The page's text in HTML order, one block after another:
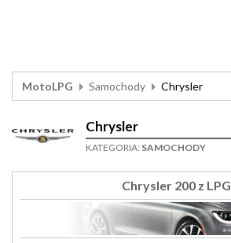
MotoLPG Samochody Chrysler
Chrysler
KATEGORIA: SAMOCHODY
Chrysler 200 z LPG